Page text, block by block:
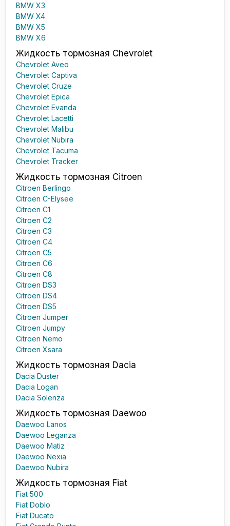
BMW X3
BMW X4
BMW X5
BMW X6
Жидкость тормозная Chevrolet
Chevrolet Aveo
Chevrolet Captiva
Chevrolet Cruze
Chevrolet Epica
Chevrolet Evanda
Chevrolet Lacetti
Chevrolet Malibu
Chevrolet Nubira
Chevrolet Tacuma
Chevrolet Tracker
Жидкость тормозная Citroen
Citroen Berlingo
Citroen C-Elysee
Citroen C1
Citroen C2
Citroen C3
Citroen C4
Citroen C5
Citroen C6
Citroen C8
Citroen DS3
Citroen DS4
Citroen DS5
Citroen Jumper
Citroen Jumpy
Citroen Nemo
Citroen Xsara
Жидкость тормозная Dacia
Dacia Duster
Dacia Logan
Dacia Solenza
Жидкость тормозная Daewoo
Daewoo Lanos
Daewoo Leganza
Daewoo Matiz
Daewoo Nexia
Daewoo Nubira
Жидкость тормозная Fiat
Fiat 500
Fiat Doblo
Fiat Ducato